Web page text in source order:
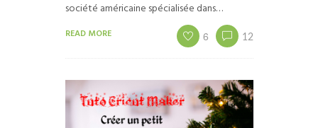
société américaine spécialisée dans…
READ MORE 6 12